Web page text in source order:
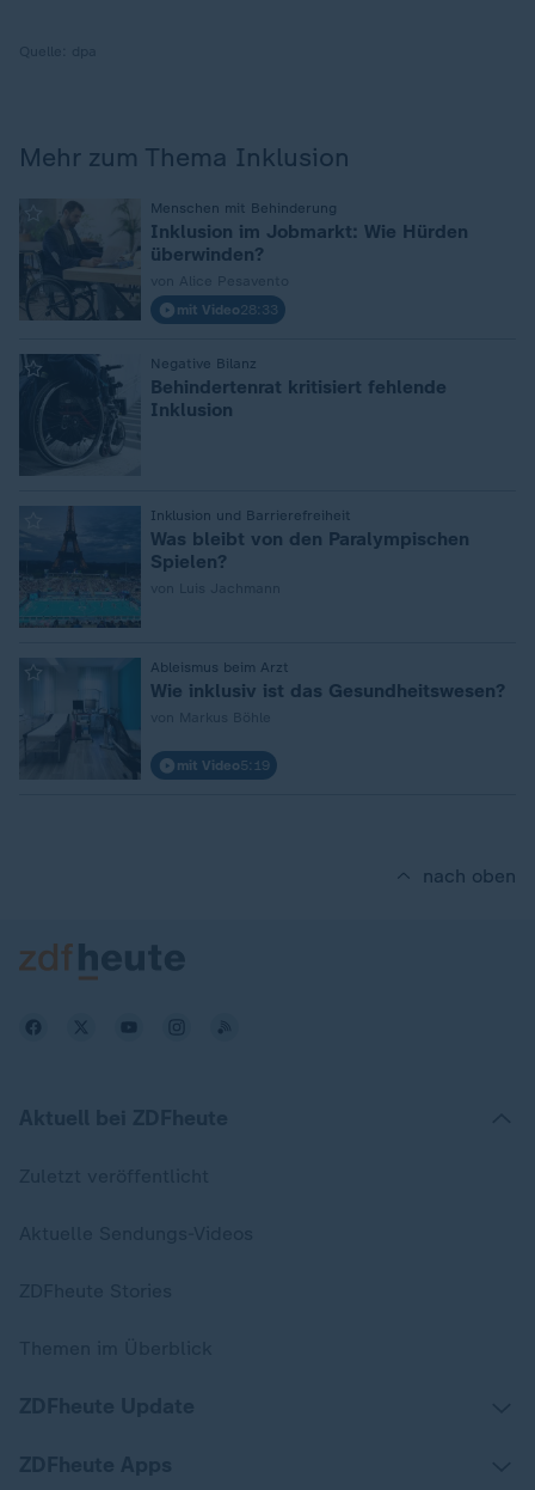
Mehr zum Thema Inklusion
Menschen mit Behinderung
Inklusion im Jobmarkt: Wie Hürden
überwinden?
mit Video28:33
Negative Bilanz
Behindertenrat kritisiert fehlende
Inklusion
Inklusion und Barrierefreiheit
Was bleibt von den Paralympischen
Spielen?
Ableismus beim Arzt
Wie inklusiv ist das Gesundheitswesen?
mit Video5:19
nach oben